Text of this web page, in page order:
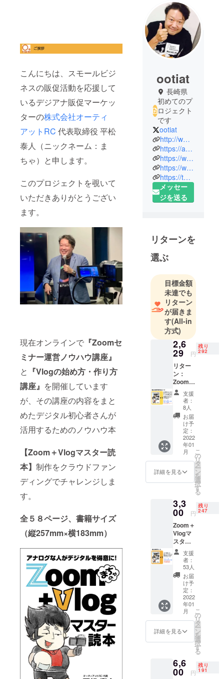
こんにちは、スモールビジ
ネスの販促活動を応援して
いるデジアナ販促マーケッ
ターの株式会社オーティ
アットRC 代表取締役 平松
泰人（ニックネーム：ま
ちゃ）と申します。
このプロジェクトを覗いて
いただきありがとうござい
ます。
現在オンラインで 『Zoomセ
ミナー運営ノウハウ講座』
と 『Vlogの始め方・作り方
講座』 を開催しています
が、その講座の内容をまと
めたデジタル初心者さんが
活用するためのノウハウ本
【Zoom＋Vlogマスター読
本】 制作をクラウドファン
ディングでチャレンジしま
す。
全５８ページ、書籍サイズ
（縦257mm×横183mm）
ootiat
長崎県
初めてのプ
ロジェクト
です
ootiat
http://www.o-tiat.com/
https://ameblo.jp/o-tiat/
https://www.facebook.com/taito.hiramatsu
https://www.instagram.com/macha0530/
https://twitter.com/ootiat
メッセー
ジを送る
リターンを
選ぶ
目標金額
未達でも
リターン
が届きま
す(All-in
方式)
2,6
29 円
残り
292
リター
ン：
Zoom＋
Vlogマ
スター
読本
PDF
ファイ
ル提供
クラウ
ドファ
ンディ
ング終
了後
メール
にて
ファイ
ルを お
送りし
ますの
で自由
に活用
してく
ださ
い。
支援
者：
8人
お届
け予
定：
2022
年01
月
詳細を見る
こ
の
リ
タ
ー
ン
を
選
択
す
る
3,3
00 円
残り
247
Zoom＋
Vlogマ
スター
読本１
冊提供
リター
ンはレ
ター
パック
にて郵
送させ
て頂き
送料370
円はこ
ちらで
負担さ
きます
支援
者：
53人
お届
け予
定：
2022
年01
月
詳細を見る
こ
の
リ
タ
ー
ン
を
選
択
す
る
6,6
00 円
残り
191